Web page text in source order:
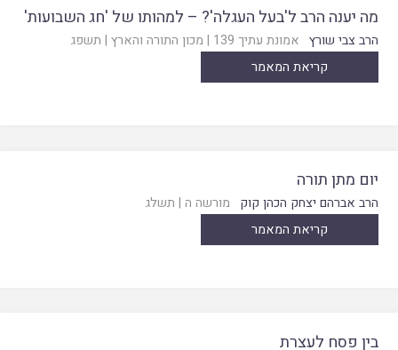
מה יענה הרב ל'בעל העגלה'? – למהותו של 'חג השבועות'
הרב צבי שורץ אמונת עתיך 139 | מכון התורה והארץ | תשפג
קריאת המאמר
יום מתן תורה
הרב אברהם יצחק הכהן קוק מורשה ה | תשלג
קריאת המאמר
בין פסח לעצרת